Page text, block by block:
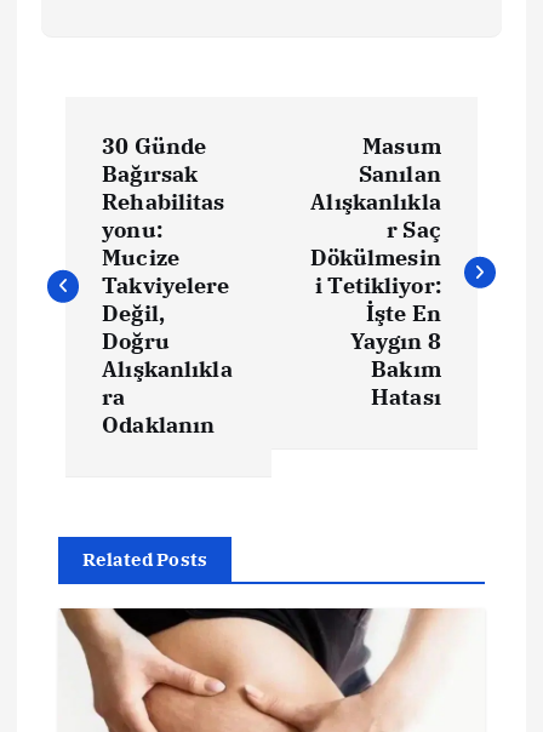
ı
n
m
30 Günde
Bağırsak
Rehabilitas
yonu:
Mucize
Takviyelere
Değil,
Doğru
Alışkanlıkla
ra
Odaklanın
Masum
Sanılan
Alışkanlıkla
r Saç
Dökülmesin
i Tetikliyor:
İşte En
Yaygın 8
Bakım
Hatası
Related Posts